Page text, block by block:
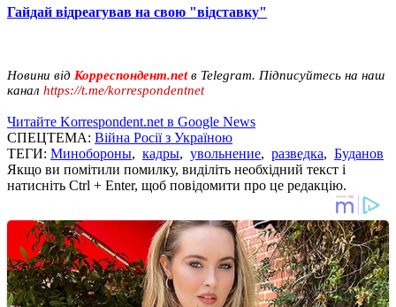
Гайдай відреагував на свою "відставку"
Новини від Корреспондент.netв Telegram. Підписуйтесь на наш
канал https://t.me/korrespondentnet
Читайте Korrespondent.net в Google News
СПЕЦТЕМА: Війна Росії з Україною
ТЕГИ: Минобороны, кадры, увольнение, разведка, Буданов
Якщо ви помітили помилку, виділіть необхідний текст і
натисніть Ctrl + Enter, щоб повідомити про це редакцію.